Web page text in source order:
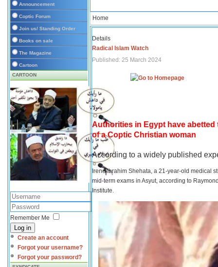
Announcement
Coptic Forum
Join us/ Standing Order
Books on sale
The Magazine
Cartoon
CARTOON
Remember Me
Log in
Create an account
Forgot your username?
Forgot your password?
Home
Details
Radical Islam Watch
Published: 25 March 2024
Authorities in Egypt have
of a Coptic Christian woman
According to a widely published
Irene Ibrahim Shehata, a 21-year-old medical
mid-term exams in Asyut, according to
Institute.